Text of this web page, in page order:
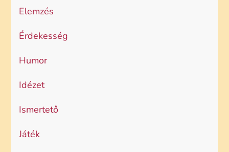
Elemzés
Érdekesség
Humor
Idézet
Ismertető
Játék